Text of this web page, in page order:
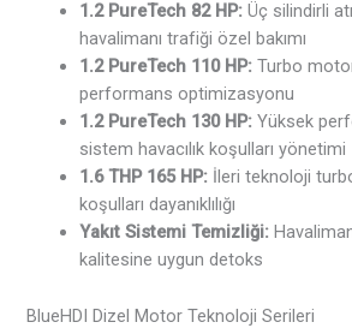
1.2 PureTech 82 HP: Üç silindirli
havalimanı trafiği özel bakımı
1.2 PureTech 110 HP: Turbo
performans optimizasyonu
1.2 PureTech 130 HP: Yüksek
sistem havacılık koşulları yönetimi
1.6 THP 165 HP: İleri teknoloji
koşulları dayanıklılığı
Yakıt Sistemi Temizliği:
kalitesine uygun detoks
BlueHDI Dizel Motor Teknoloji Serileri